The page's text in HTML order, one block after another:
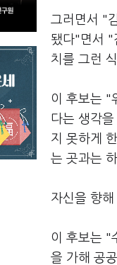
그러면서 "
됐다"면서 "
치를 그런
이 후보는 "
다는 생각
지 못하게
는 곳과는
자신을 향
이 후보는 "
을 가해 공